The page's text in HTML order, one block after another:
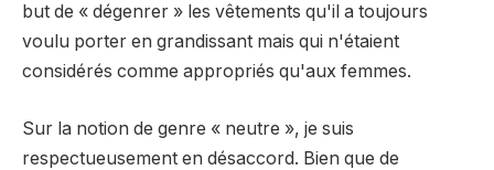
but de « dégenrer » les vêtements qu'il a toujours
voulu porter en grandissant mais qui n'étaient
considérés comme appropriés qu'aux femmes.
Sur la notion de genre « neutre », je suis
respectueusement en désaccord. Bien que de